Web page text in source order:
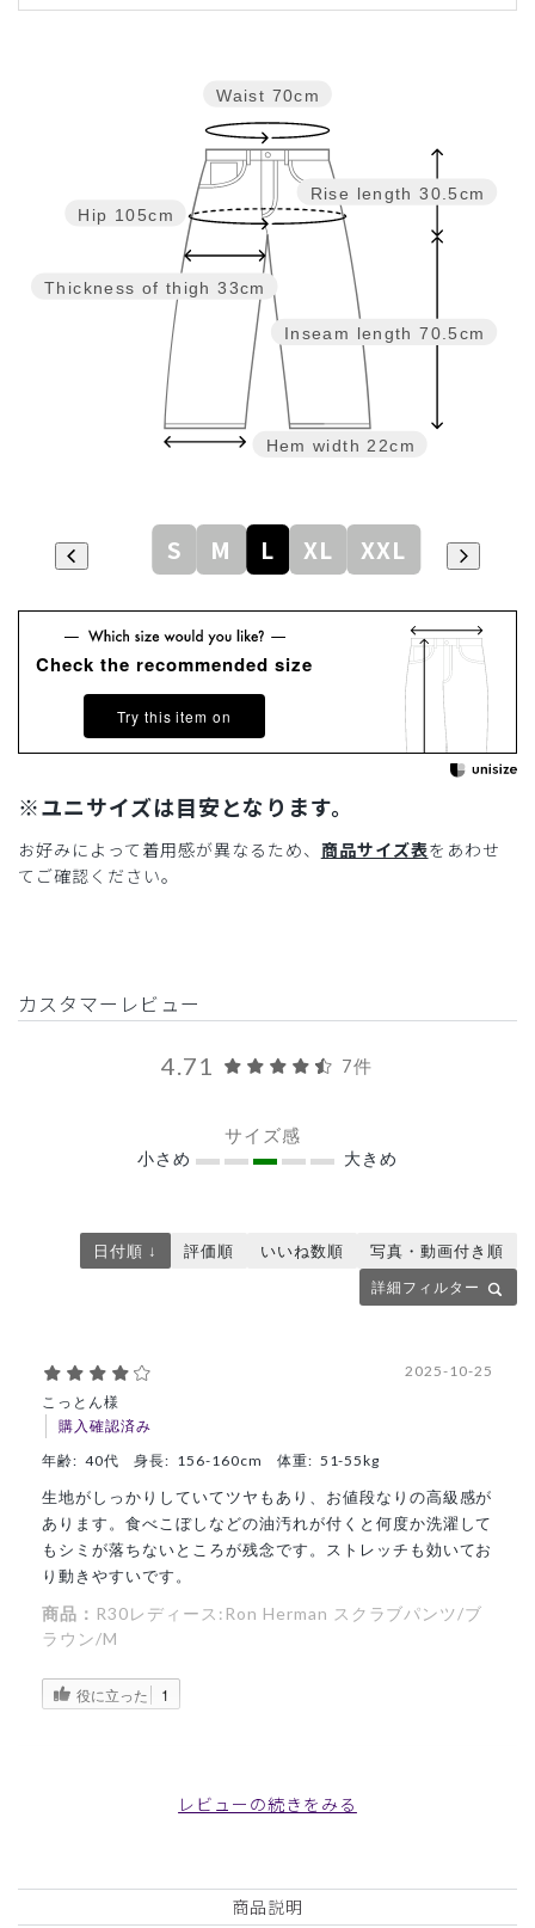
Inseam length 70.5cm
Rise length 30.5cm
Hem width 22cm
Thickness of thigh 33cm
Hip 105cm
Waist 70cm
S M L XL XXL
Check the recommended size
Try this item on
※ユニサイズは目安となります。
お好みによって着用感が異なるため、 商品サイズ表をあわせ
てご確認ください。
カスタマーレビュー
4.71 7件
サイズ感
小さめ 大きめ
詳細フィルター
日付順 ↓ 評価順 いいね数順 写真・動画付き順
こっとん様
購入確認済み
2025-10-25
年齢: 40代 身長: 156-160cm 体重: 51-55kg
生地がしっかりしていてツヤもあり、お値段なりの高級感が
あります。食べこぼしなどの油汚れが付くと何度か洗濯して
もシミが落ちないところが残念です。ストレッチも効いてお
り動きやすいです。
商品： R30レディース:Ron Herman スクラブパンツ/ブ
ラウン/M
役に立った 1
年齢:40代 身長:161-165cm 体重:56-60kg
レビューの続きをみる
商品説明